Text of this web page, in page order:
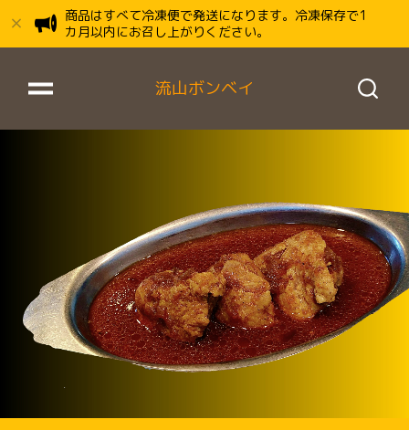
商品はすべて冷凍便で発送になります。冷凍保存で1
カ月以内にお召し上がりください。
流山ボンベイ